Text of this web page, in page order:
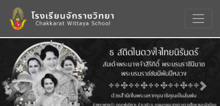
Previous Next